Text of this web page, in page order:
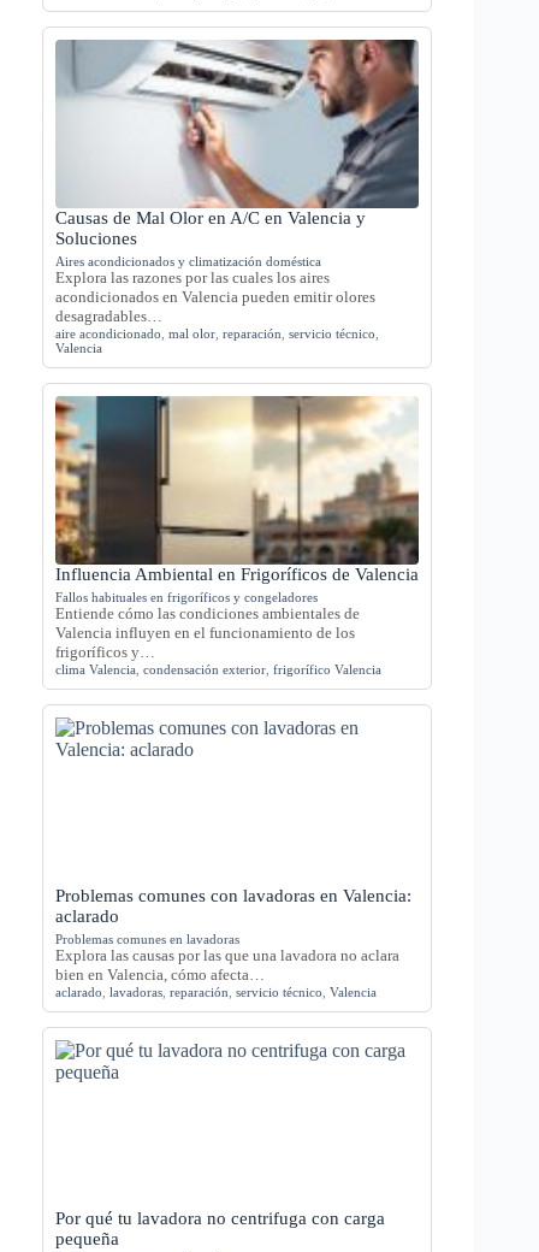
Causas de Mal Olor en A/C en Valencia y
Soluciones
Aires acondicionados y climatización doméstica
Explora las razones por las cuales los aires
acondicionados en Valencia pueden emitir olores
desagradables…
aire acondicionado mal olor reparación servicio técnico
Valencia
Influencia Ambiental en Frigoríficos de Valencia
Fallos habituales en frigoríficos y congeladores
Entiende cómo las condiciones ambientales de
Valencia influyen en el funcionamiento de los
frigoríficos y…
clima Valencia condensación exterior frigorífico Valencia
Problemas comunes con lavadoras en Valencia:
aclarado
Problemas comunes en lavadoras
Explora las causas por las que una lavadora no aclara
bien en Valencia, cómo afecta…
aclarado lavadoras reparación servicio técnico Valencia
Por qué tu lavadora no centrifuga con carga
pequeña